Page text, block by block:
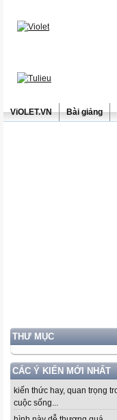
ViOLET.VN Bài giảng
THƯ MỤC
CÁC Ý KIẾN MỚI NHẤT
kiến thức hay, quan trọng
cuộc sống...